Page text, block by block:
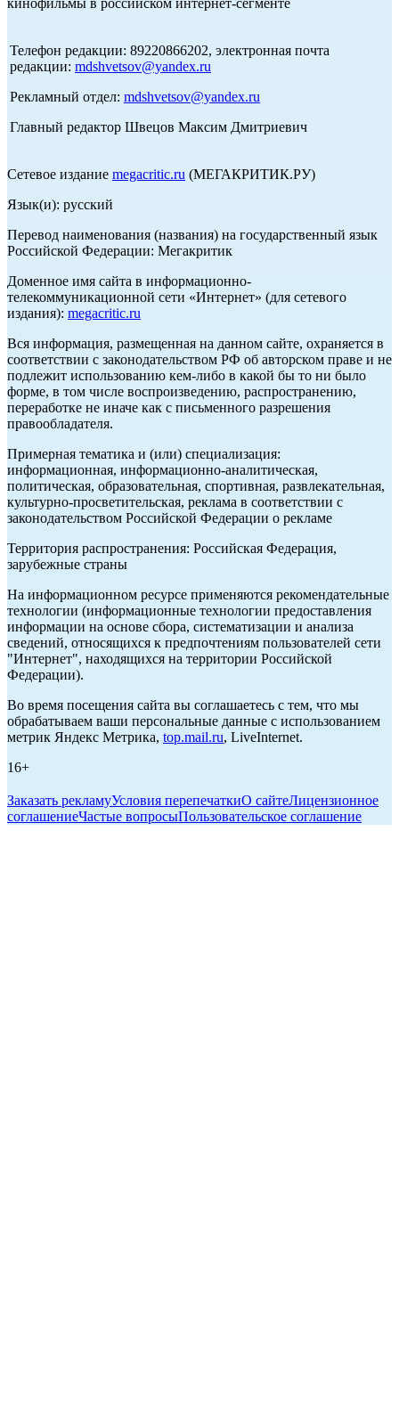
кинофильмы в российском интернет-сегменте
Телефон редакции: 89220866202, электронная почта
редакции: mdshvetsov@yandex.ru
Рекламный отдел: mdshvetsov@yandex.ru
Главный редактор Швецов Максим Дмитриевич
Сетевое издание megacritic.ru (МЕГАКРИТИК.РУ)
Язык(и): русский
Перевод наименования (названия) на государственный язык
Российской Федерации: Мегакритик
Доменное имя сайта в информационно-
телекоммуникационной сети «Интернет» (для сетевого
издания): megacritic.ru
Вся информация, размещенная на данном сайте, охраняется в
соответствии с законодательством РФ об авторском праве и не
подлежит использованию кем-либо в какой бы то ни было
форме, в том числе воспроизведению, распространению,
переработке не иначе как с письменного разрешения
правообладателя.
Примерная тематика и (или) специализация:
информационная, информационно-аналитическая,
политическая, образовательная, спортивная, развлекательная,
культурно-просветительская, реклама в соответствии с
законодательством Российской Федерации о рекламе
Территория распространения: Российская Федерация,
зарубежные страны
На информационном ресурсе применяются рекомендательные
технологии (информационные технологии предоставления
информации на основе сбора, систематизации и анализа
сведений, относящихся к предпочтениям пользователей сети
"Интернет", находящихся на территории Российской
Федерации).
Во время посещения сайта вы соглашаетесь с тем, что мы
обрабатываем ваши персональные данные с использованием
метрик Яндекс Метрика, top.mail.ru, LiveInternet.
16+
Заказать рекламуУсловия перепечаткиО сайтеЛицензионное
соглашениеЧастые вопросыПользовательское соглашение